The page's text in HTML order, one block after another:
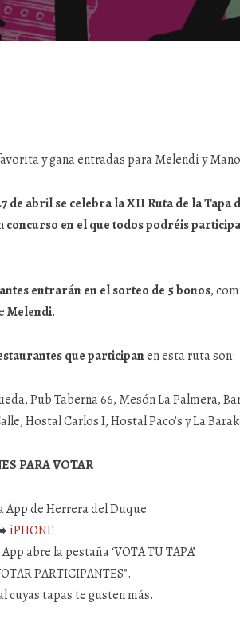
y gana entradas para Melendi y
de abril se celebra la XII Ruta de la
concurso en el que todos podréis
entrarán en el sorteo de 5 bonos,
Melendi.
que participanen esta ruta son:
Pub Taberna 66, Mesón La Palmera,
Hostal Carlos I, Hostal Paco’s y La
PARA VOTAR
App de Herrera del Duque
iPHONE
abre la pestaña ‘VOTA TU TAPA’
PARTICIPANTES”.
cuyas tapas te gusten más.